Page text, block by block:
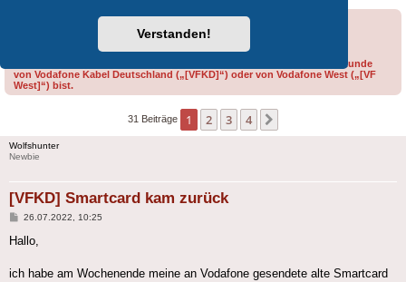
Verstanden!
Bitte gib bei der Erstellung eines Threads im Feld „Präfix“ an, ob du Kunde
von Vodafone Kabel Deutschland („[VFKD]“) oder von Vodafone West („[VF
West]“) bist.
31 Beiträge 1 2 3 4
Wolfshunter
Newbie
[VFKD] Smartcard kam zurück
Beitrag
26.07.2022, 10:25
Hallo,
ich habe am Wochenende meine an Vodafone gesendete alte Smartcard